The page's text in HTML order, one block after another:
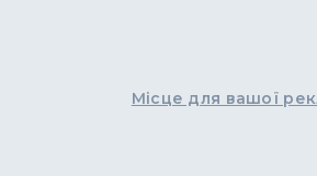
Місце для вашої